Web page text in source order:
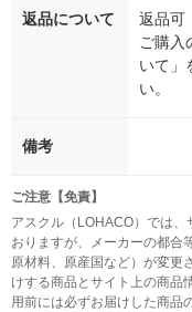
返品について
返品可
ご購入
いて」
い。
備考
ご注意【免責】
アスクル（LOHACO）では
おりますが、メーカーの都合
原材料、原産国など）が変更
けする商品とサイト上の商品
用前には必ずお届けした商品